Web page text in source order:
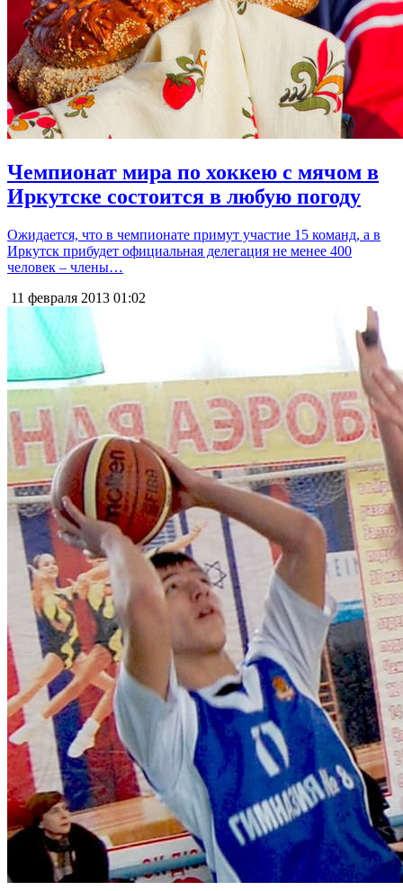
Чемпионат мира по хоккею с мячом в
Иркутске состоится в любую погоду
Ожидается, что в чемпионате примут участие 15 команд, а в
Иркутск прибудет официальная делегация не менее 400
человек – члены…
11 февраля 2013 01:02